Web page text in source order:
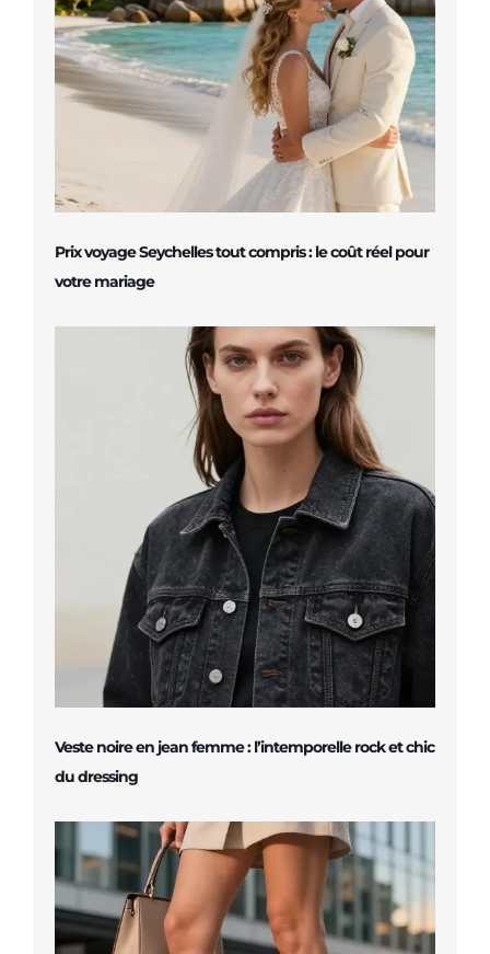
Prix voyage Seychelles tout compris : le coût réel pour
votre mariage
Veste noire en jean femme : l’intemporelle rock et chic
du dressing